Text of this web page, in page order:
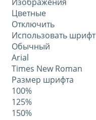
Изображения
Цветные
Отключить
Использовать шрифт
Обычный
Arial
Times New Roman
Размер шрифта
100%
125%
150%